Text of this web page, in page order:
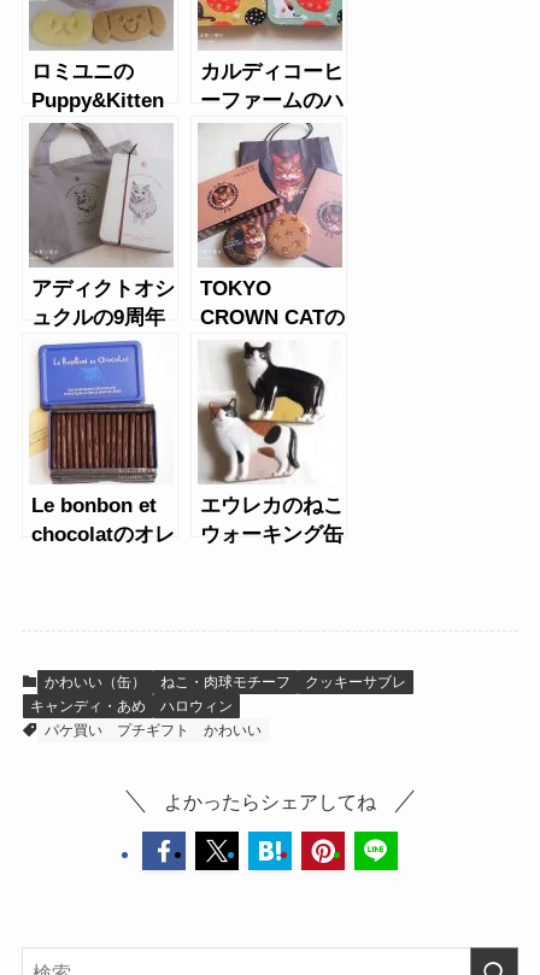
ロミユニの
Puppy&Kitten
（パピー＆キト
ゥン）缶
カルディコーヒ
ーファームのハ
ロウィン2019
年缶
アディクトオシ
ュクルの9周年
記念クッキー缶
＆トートバッグ
セット
TOKYO
CROWN CATの
ロイヤルミルク
ティウエハース
＆キャンディ缶
Le bonbon et
chocolatのオレ
エウレカのねこ
ウォーキング缶
かわいい（缶） ねこ・肉球モチーフ
クッキーサブレ
キャンディ・あめ
ハロウィン
パケ買い
プチギフト かわいい
よかったらシェアしてね